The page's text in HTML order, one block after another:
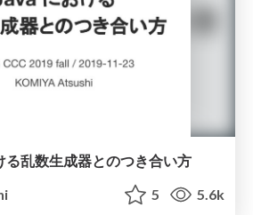
る乱数生成器とのつき合い方
5 5.6k